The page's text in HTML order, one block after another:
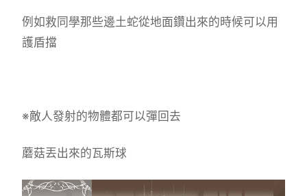
例如救同學那些邊土蛇從地面鑽出來的時候可以用
護盾擋
※敵人發射的物體都可以彈回去
蘑菇丟出來的瓦斯球